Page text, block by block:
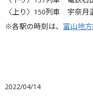
〈上り〉150列車 宇奈月
※各駅の時刻は、 富山地
2022/04/14